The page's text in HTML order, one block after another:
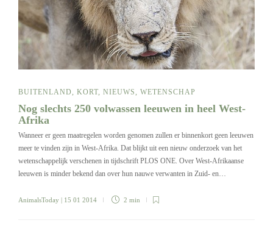
BUITENLAND, KORT, NIEUWS, WETENSCHAP
Nog slechts 250 volwassen leeuwen in heel West-
Afrika
Wanneer er geen maatregelen worden genomen zullen er binnenkort geen leeuwen
meer te vinden zijn in West-Afrika. Dat blijkt uit een nieuw onderzoek van het
wetenschappelijk verschenen in tijdschrift PLOS ONE. Over West-Afrikaanse
leeuwen is minder bekend dan over hun nauwe verwanten in Zuid- en…
AnimalsToday | 15 01 2014 2 min